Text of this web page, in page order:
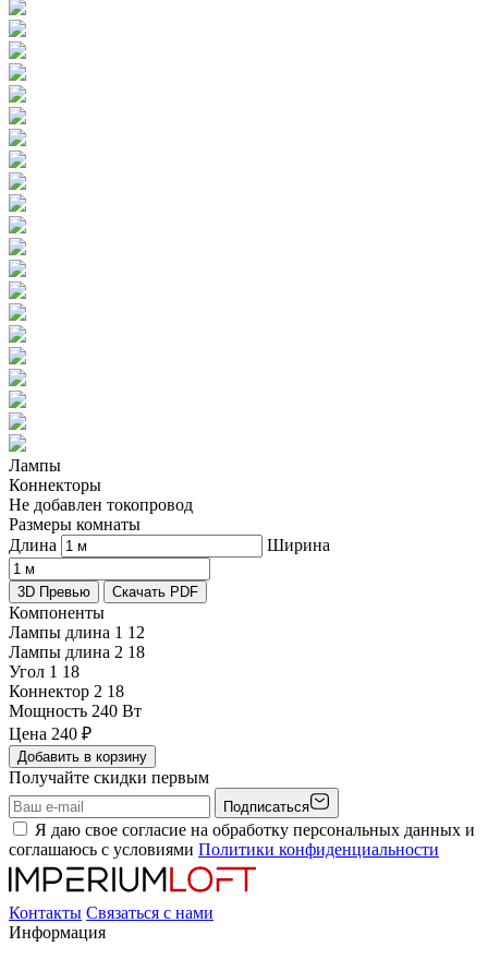
Лампы
Коннекторы
Не добавлен токопровод
Размеры комнаты
Длина
Ширина
3D Превью Скачать PDF
Компоненты
Лампы длина 1 12
Лампы длина 2 18
Угол 1 18
Коннектор 2 18
Мощность 240 Вт
Цена 240 ₽
Добавить в корзину
Получайте скидки первым
Подписаться
Я даю свое согласие на обработку персональных данных и
соглашаюсь с условиями Политики конфиденциальности
Контакты Связаться с нами
Информация